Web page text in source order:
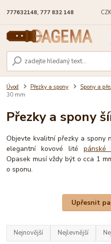
777632148, 777 832 148
Úvod Přezky a spony Spony a
30 mm
Přezky a spony
Objevte kvalitní přezky a spony
elegantní kovové litépánské
Opasek musí vždy být o cca 1
o sponu.
Upřesnit
Nejnovější Nejlevnější